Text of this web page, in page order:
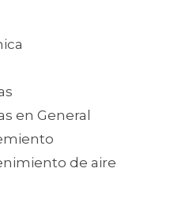
en General
de aire